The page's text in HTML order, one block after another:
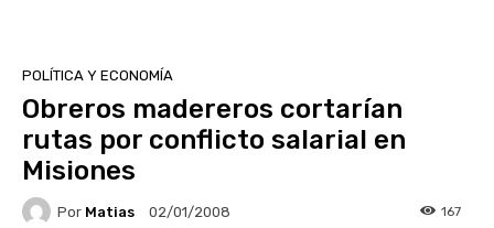
POLÍTICA Y ECONOMÍA
Obreros madereros cortarían
rutas por conflicto salarial en
Misiones
Por Matias 02/01/2008 167